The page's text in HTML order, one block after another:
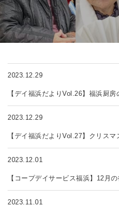
2023.12.29
【デイ福浜だよりVol.26】福浜厨
2023.12.29
【デイ福浜だよりVol.27】クリスマ
2023.12.01
【コープデイサービス福浜】12月
2023.11.01